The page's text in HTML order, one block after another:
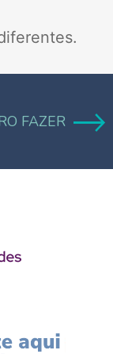
FAZER